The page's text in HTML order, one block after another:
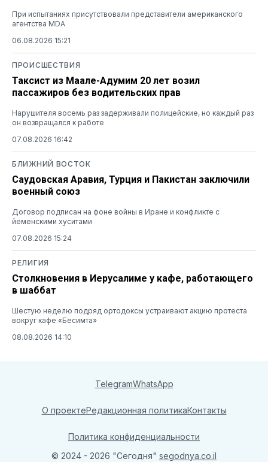
При испытаниях присутствовали представители американского
агентства MDA
06.08.2026 15:21
ПРОИСШЕСТВИЯ
Таксист из Маале-Адумим 20 лет возил
пассажиров без водительских прав
Нарушителя восемь раз задерживали полицейские, но каждый раз
он возвращался к работе
07.08.2026 16:42
БЛИЖНИЙ ВОСТОК
Саудовская Аравия, Турция и Пакистан заключили
военный союз
Договор подписан на фоне войны в Иране и конфликте с
йеменскими хуситами
07.08.2026 15:24
РЕЛИГИЯ
Столкновения в Иерусалиме у кафе, работающего
в шаббат
Шестую неделю подряд ортодоксы устраивают акцию протеста
вокруг кафе «Бесимта»
08.08.2026 14:10
TelegramWhatsApp
О проектеРедакционная политикаКонтакты
Политика конфиденциальности
© 2024 - 2026 "Сегодня" segodnya.co.il